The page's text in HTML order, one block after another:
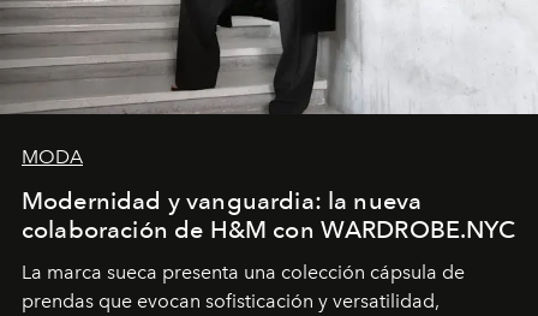
MODA
Modernidad y vanguardia: la nueva
colaboración de H&M con WARDROBE.NYC
La marca sueca presenta una colección cápsula de
prendas que evocan sofisticación y versatilidad,